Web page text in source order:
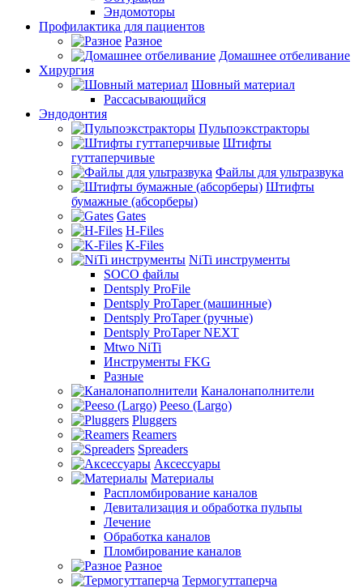
Эндомоторы
Профилактика для пациентов
Разное
Домашнее отбеливание
Хирургия
Шовный материал
Рассасывающийся
Эндодонтия
Пульпоэкстракторы
Штифты
гуттаперчивые
Файлы для ультразвука
Штифты
бумажные (абсорберы)
Gates
H-Files
K-Files
NiTi инструменты
SOCO файлы
Dentsply ProFile
Dentsply ProTaper (машинные)
Dentsply ProTaper (ручные)
Dentsply ProTaper NEXT
Mtwo NiTi
Инструменты FKG
Разные
Каналонаполнители
Peeso (Largo)
Pluggers
Reamers
Spreaders
Аксессуары
Материалы
Распломбирование каналов
Девитализация и обработка пульпы
Лечение
Обработка каналов
Пломбирование каналов
Разное
Термогуттаперча